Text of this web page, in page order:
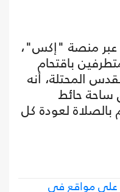
عبر منصة "إكس"،
باقتحام
المحتلة، أنه
ساحة حائط
بالصلاة لعودة كل
على مواقع في